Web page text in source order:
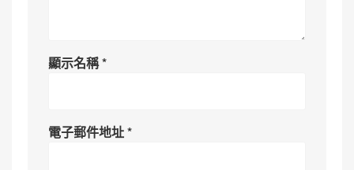
顯示名稱*
電子郵件地址*